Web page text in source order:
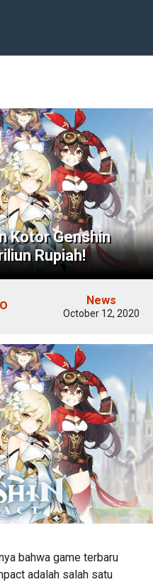
Kotor Genshin
Rupiah!
News
October 12, 2020
bahwa game terbaru
adalah salah satu